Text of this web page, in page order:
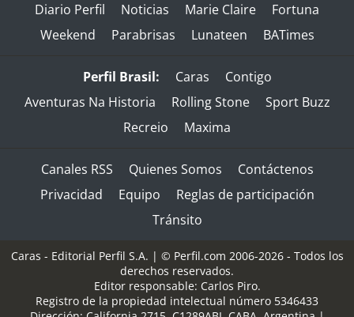
Diario Perfil Noticias Marie Claire
Fortuna
Weekend
Parabrisas Lunateen BATimes
Perfil Brasil: Caras
Contigo
Aventuras Na Historia
Rolling Stone
Sport Buzz
Recreio
Maxima
Canales RSS Quienes Somos
Contáctenos
Privacidad
Equipo
Reglas de participación
Tránsito
Caras - Editorial Perfil S.A. | © Perfil.com 2006-2026 - Todos los
derechos reservados.
Editor responsable: Carlos Piro.
Registro de la propiedad intelectual número 5346433